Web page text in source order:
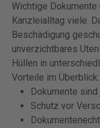
Wichtige
Kanzleialltag viele.
Beschädigung
unverzichtbares
Hüllen in
Vorteile im Überblick:
Dokumente
Schutz vor